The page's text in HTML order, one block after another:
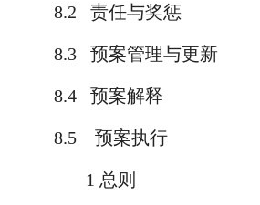
8.2 责任与奖惩
8.3 预案管理与更新
8.4 预案解释
8.5 预案执行
1 总则